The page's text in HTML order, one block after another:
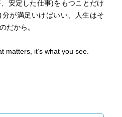
安定した仕事)をもつことだけ
が満足いけばいい、人生はそ
だから。
matters, it’s what you see.